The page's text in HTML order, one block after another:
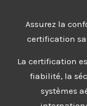
Assurez la
certification
La certification
fiabilité, la
systèmes